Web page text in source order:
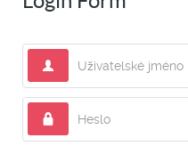
Uživatelské jméno
Heslo